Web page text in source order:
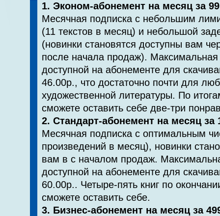
1. Эконом-абонемент на месяц за
Месячная подписка с небольшим
(11 текстов в месяц) и небольшой
(новинки становятся доступны вам
после начала продаж). Максимальная
доступной на абонементе для
46.00р., что достаточно почти для
художественной литературы. По
сможете оставить себе две-три
2. Стандарт-абонемент на месяц за
Месячная подписка с оптимальным
произведений в месяц), новинки
вам в с началом продаж.
доступной на абонементе для
60.00р.. Четыре-пять книг по
сможете оставить себе.
3. Бизнес-абонемент на месяц за